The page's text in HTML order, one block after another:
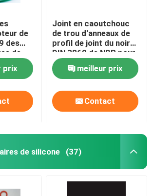
de
des
de
la
prix
Joint en caoutchouc
de trou d'anneaux de
profil de joint du noir
DIN 3869 de NBR pour
des incidences
meilleur prix
Contact
de silicone (37)